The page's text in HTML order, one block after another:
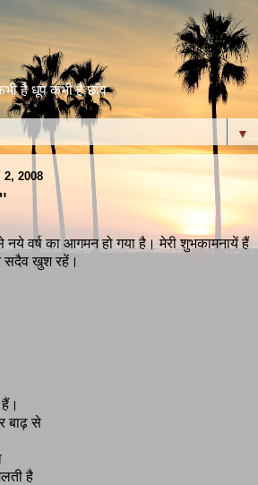
है धूप कभी है छाँव
▼
2, 2008
वर्ष का आगमन हो गया है। मेरी शुभकामनायें हैं
सदैव खुश रहें।
बाढ़ से
है